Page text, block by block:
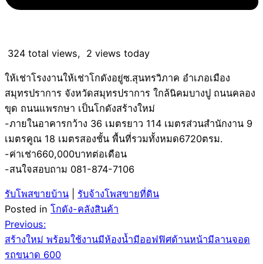
324 total views, 2 views today
ให้เช่าโรงงานให้เช่าโกดังอยู่ซ.สุนทรวิภาค อำเภอเมือง
สมุทรปราการ จังหวัดสมุทรปราการ ใกล้นิคมบางปู ถนนคลอง
ขุด ถนนแพรกษา เป็นโกดังสร้างใหม่
-ภายในอาคารกว้าง 36 เมตรยาว 114 เมตรส่วนสำนักงาน 9
เมตรคูณ 18 เมตรสองชั้น พื้นที่รวมทั้งหมด6720ตรม.
-ค่าเช่า660,000บาทต่อเดือน
-สนใจสอบถาม 081-874-7106
รับโพสขายบ้าน
รับจ้างโพสขายที่ดิน
Posted in โกดัง-คลังสินค้า
Post
Previous:
สร้างใหม่ พร้อมใช้งานมีห้องน้ำมีออฟฟิศด้านหน้ามีลานจอด
รถขนาด 600